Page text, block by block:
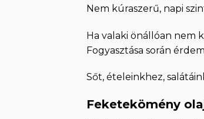
Nem kúraszerű, napi
Ha valaki önállóan nem
Fogyasztása során
Sőt, ételeinkhez,
Feketekömény